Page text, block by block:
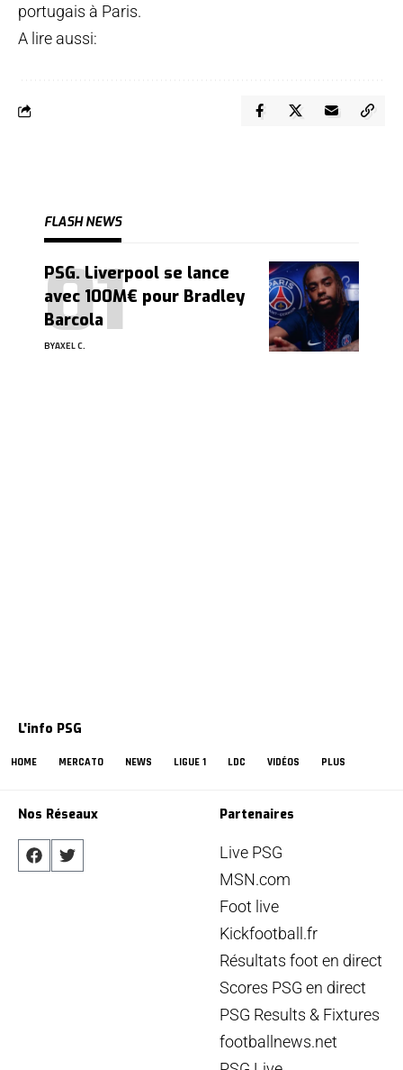
portugais à Paris.
A lire aussi:
FLASH NEWS
PSG. Liverpool se lance
avec 100M€ pour Bradley
Barcola
BYAXEL C.
L'info PSG
HOME MERCATO NEWS LIGUE 1 LDC VIDÉOS PLUS
Nos Réseaux Partenaires
Live PSG
MSN.com
Foot live
Kickfootball.fr
Résultats foot en direct
Scores PSG en direct
PSG Results & Fixtures
footballnews.net